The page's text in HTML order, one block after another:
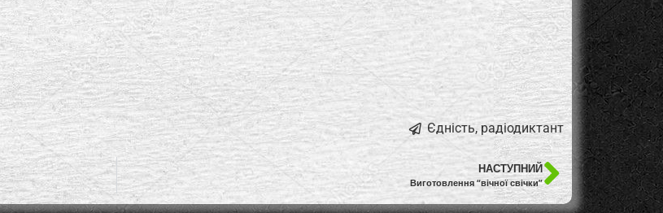
Єдність, радіодиктант
НАСТУПНИЙ
Виготовлення “вічної свічки”